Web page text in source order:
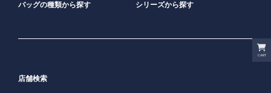
CART
バッグの種類から探す シリーズから探す
店舗検索